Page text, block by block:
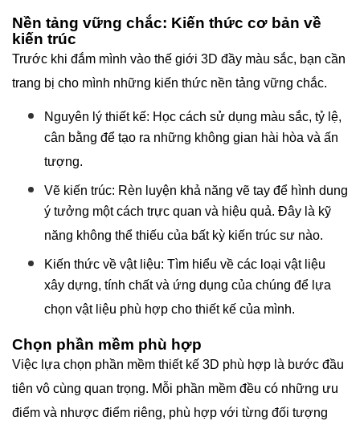
Nền tảng vững chắc: Kiến thức cơ bản về
kiến trúc
Trước khi đắm mình vào thế giới 3D đầy màu sắc, bạn cần
trang bị cho mình những kiến thức nền tảng vững chắc.
Nguyên lý thiết kế: Học cách sử dụng màu sắc, tỷ lệ,
cân bằng để tạo ra những không gian hài hòa và ấn
tượng.
Vẽ kiến trúc: Rèn luyện khả năng vẽ tay để hình dung
ý tưởng một cách trực quan và hiệu quả. Đây là kỹ
năng không thể thiếu của bất kỳ kiến trúc sư nào.
Kiến thức về vật liệu: Tìm hiểu về các loại vật liệu
xây dựng, tính chất và ứng dụng của chúng để lựa
chọn vật liệu phù hợp cho thiết kế của mình.
Chọn phần mềm phù hợp
Việc lựa chọn phần mềm thiết kế 3D phù hợp là bước đầu
tiên vô cùng quan trọng. Mỗi phần mềm đều có những ưu
điểm và nhược điểm riêng, phù hợp với từng đối tượng